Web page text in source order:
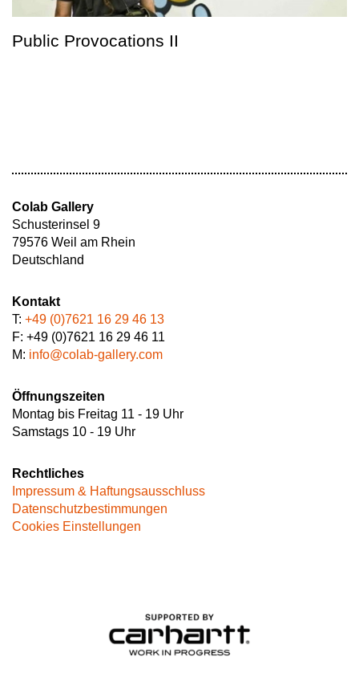
Public Provocations II
Colab Gallery
Schusterinsel 9
79576 Weil am Rhein
Deutschland
Kontakt
T: +49 (0)7621 16 29 46 13
F: +49 (0)7621 16 29 46 11
M: info@colab-gallery.com
Öffnungszeiten
Montag bis Freitag 11 - 19 Uhr
Samstags 10 - 19 Uhr
Rechtliches
Impressum & Haftungsausschluss
Datenschutzbestimmungen
Cookies Einstellungen